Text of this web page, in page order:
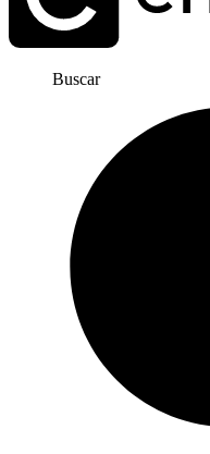
Buscar